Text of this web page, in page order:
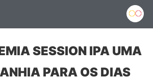
SESSION IPA UMA
PARA OS DIAS